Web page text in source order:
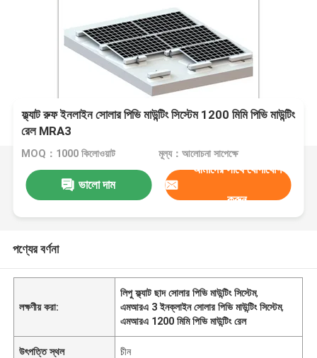
ফ্ল্যাট রুফ ইনলাইন সোলার পিভি মাউন্টিং সিস্টেম 1200 মিমি পিভি মাউন্টিং
রেল MRA3
MOQ：1000 কিলোওয়াট মূল্য：আলোচনা সাপেক্ষে
ভালো দাম
আমাদের সাথে যোগাযোগ
করুন
পণ্যের বর্ণনা
লক্ষণীয় করা:
লিপু ফ্ল্যাট ছাদ সোলার পিভি মাউন্টিং সিস্টেম,
এমআরএ 3 ইনক্লাইন সোলার পিভি মাউন্টিং সিস্টেম,
এমআরএ 1200 মিমি পিভি মাউন্টিং রেল
উৎপত্তি স্থল চীন